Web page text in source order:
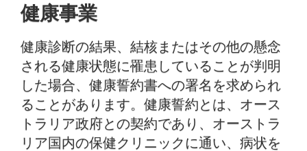
健康事業
健康診断の結果、結核またはその他の懸念
される健康状態に罹患していることが判明
した場合、健康誓約書への署名を求められ
ることがあります。健康誓約とは、オース
トラリア政府との契約であり、オーストラ
リア国内の保健クリニックに通い、病状を